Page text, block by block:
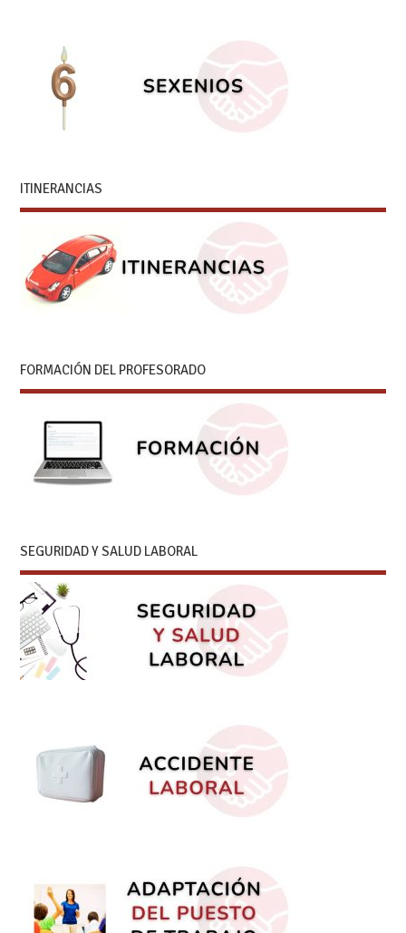
ITINERANCIAS
FORMACIÓN DEL PROFESORADO
SEGURIDAD Y SALUD LABORAL